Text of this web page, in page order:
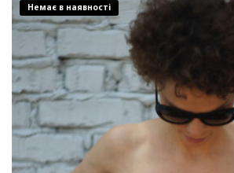
Немає в наявності